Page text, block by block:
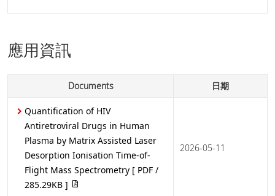
應用資訊
Documents 日期
Quantification of HIV
Antiretroviral Drugs in Human
Plasma by Matrix Assisted Laser
Desorption Ionisation Time-of-
Flight Mass Spectrometry [ PDF /
285.29KB ]
2026-05-11